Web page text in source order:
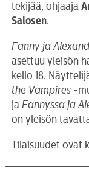
tekijää, ohjaaja
Salosen.
Fanny ja
asettuu yleisön
kello 18.
the Vampires -
ja Fannyssa ja
on yleisön
Tilaisuudet ovat